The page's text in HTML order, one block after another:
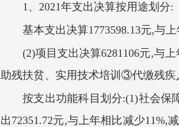
1、2021年支出决算按用途划分:
基本支出决算1773598.13元,与
(2)项目支出决算6281106元,与
助残扶贫、实用技术培训③代缴残疾
按支出功能科目划分:(1)社会保
出72351.72元,与上年相比减少11%,